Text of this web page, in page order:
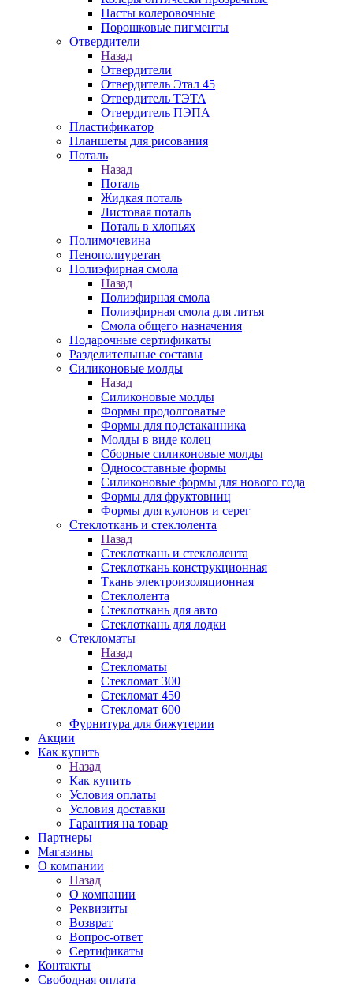
Пасты колеровочные
Порошковые пигменты
Отвердители
Назад
Отвердители
Отвердитель Этал 45
Отвердитель ТЭТА
Отвердитель ПЭПА
Пластификатор
Планшеты для рисования
Поталь
Назад
Поталь
Жидкая поталь
Листовая поталь
Поталь в хлопьях
Полимочевина
Пенополиуретан
Полиэфирная смола
Назад
Полиэфирная смола
Полиэфирная смола для литья
Смола общего назначения
Подарочные сертификаты
Разделительные составы
Силиконовые молды
Назад
Силиконовые молды
Формы продолговатые
Формы для подстаканника
Молды в виде колец
Сборные силиконовые молды
Односоставные формы
Силиконовые формы для нового года
Формы для фруктовниц
Формы для кулонов и серег
Стеклоткань и стеклолента
Назад
Стеклоткань и стеклолента
Стеклоткань конструкционная
Ткань электроизоляционная
Стеклолента
Стеклоткань для авто
Стеклоткань для лодки
Стекломаты
Назад
Стекломаты
Стекломат 300
Стекломат 450
Стекломат 600
Фурнитура для бижутерии
Акции
Как купить
Назад
Как купить
Условия оплаты
Условия доставки
Гарантия на товар
Партнеры
Магазины
О компании
Назад
О компании
Реквизиты
Возврат
Вопрос-ответ
Сертификаты
Контакты
Свободная оплата